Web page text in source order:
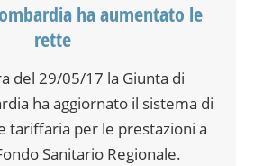
ha aumentato le
rette
del 29/05/17 la Giunta di
ha aggiornato il sistema di
tariffaria per le prestazioni a
Sanitario Regionale.